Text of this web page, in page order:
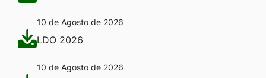
10 de Agosto de 2026
LDO 2026
10 de Agosto de 2026